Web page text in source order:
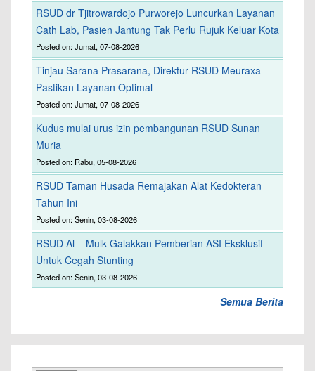
RSUD dr Tjitrowardojo Purworejo Luncurkan Layanan
Cath Lab, Pasien Jantung Tak Perlu Rujuk Keluar Kota
Posted on: Jumat, 07-08-2026
Tinjau Sarana Prasarana, Direktur RSUD Meuraxa
Pastikan Layanan Optimal
Posted on: Jumat, 07-08-2026
Kudus mulai urus izin pembangunan RSUD Sunan
Muria
Posted on: Rabu, 05-08-2026
RSUD Taman Husada Remajakan Alat Kedokteran
Tahun Ini
Posted on: Senin, 03-08-2026
RSUD Al – Mulk Galakkan Pemberian ASI Eksklusif
Untuk Cegah Stunting
Posted on: Senin, 03-08-2026
Semua Berita